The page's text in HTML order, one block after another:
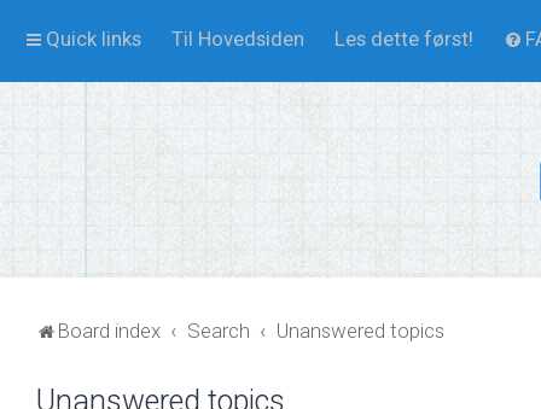
Quick links Til Hovedsiden Les dette først!
Board index Search Unanswered topics
Unanswered topics